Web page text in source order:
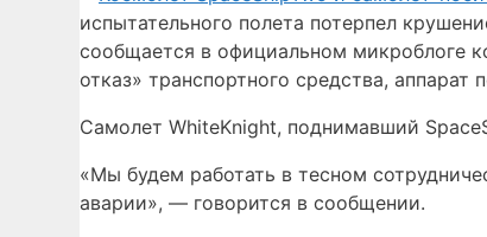
испытательного полета потерпел
сообщается в официальном микроблоге
отказ» транспортного средства, аппарат
Самолет WhiteKnight, поднимавший
«Мы будем работать в тесном
аварии», — говорится в сообщении.